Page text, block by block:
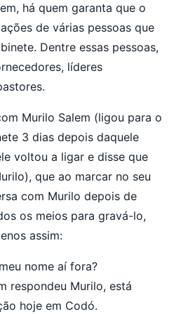
há quem garanta que o
de várias pessoas que
Dentre essas pessoas,
líderes
Murilo Salem (ligou para o
3 dias depois daquele
voltou a ligar e disse que
que ao marcar no seu
com Murilo depois de
os meios para gravá-lo,
assim:
nome aí fora?
respondeu Murilo, está
hoje em Codó.